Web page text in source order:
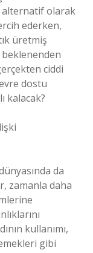
alternatif olarak
ederken,
üretmiş
ciddi
dostu
kalacak?
da
zamanla daha
kullanımı,
gibi